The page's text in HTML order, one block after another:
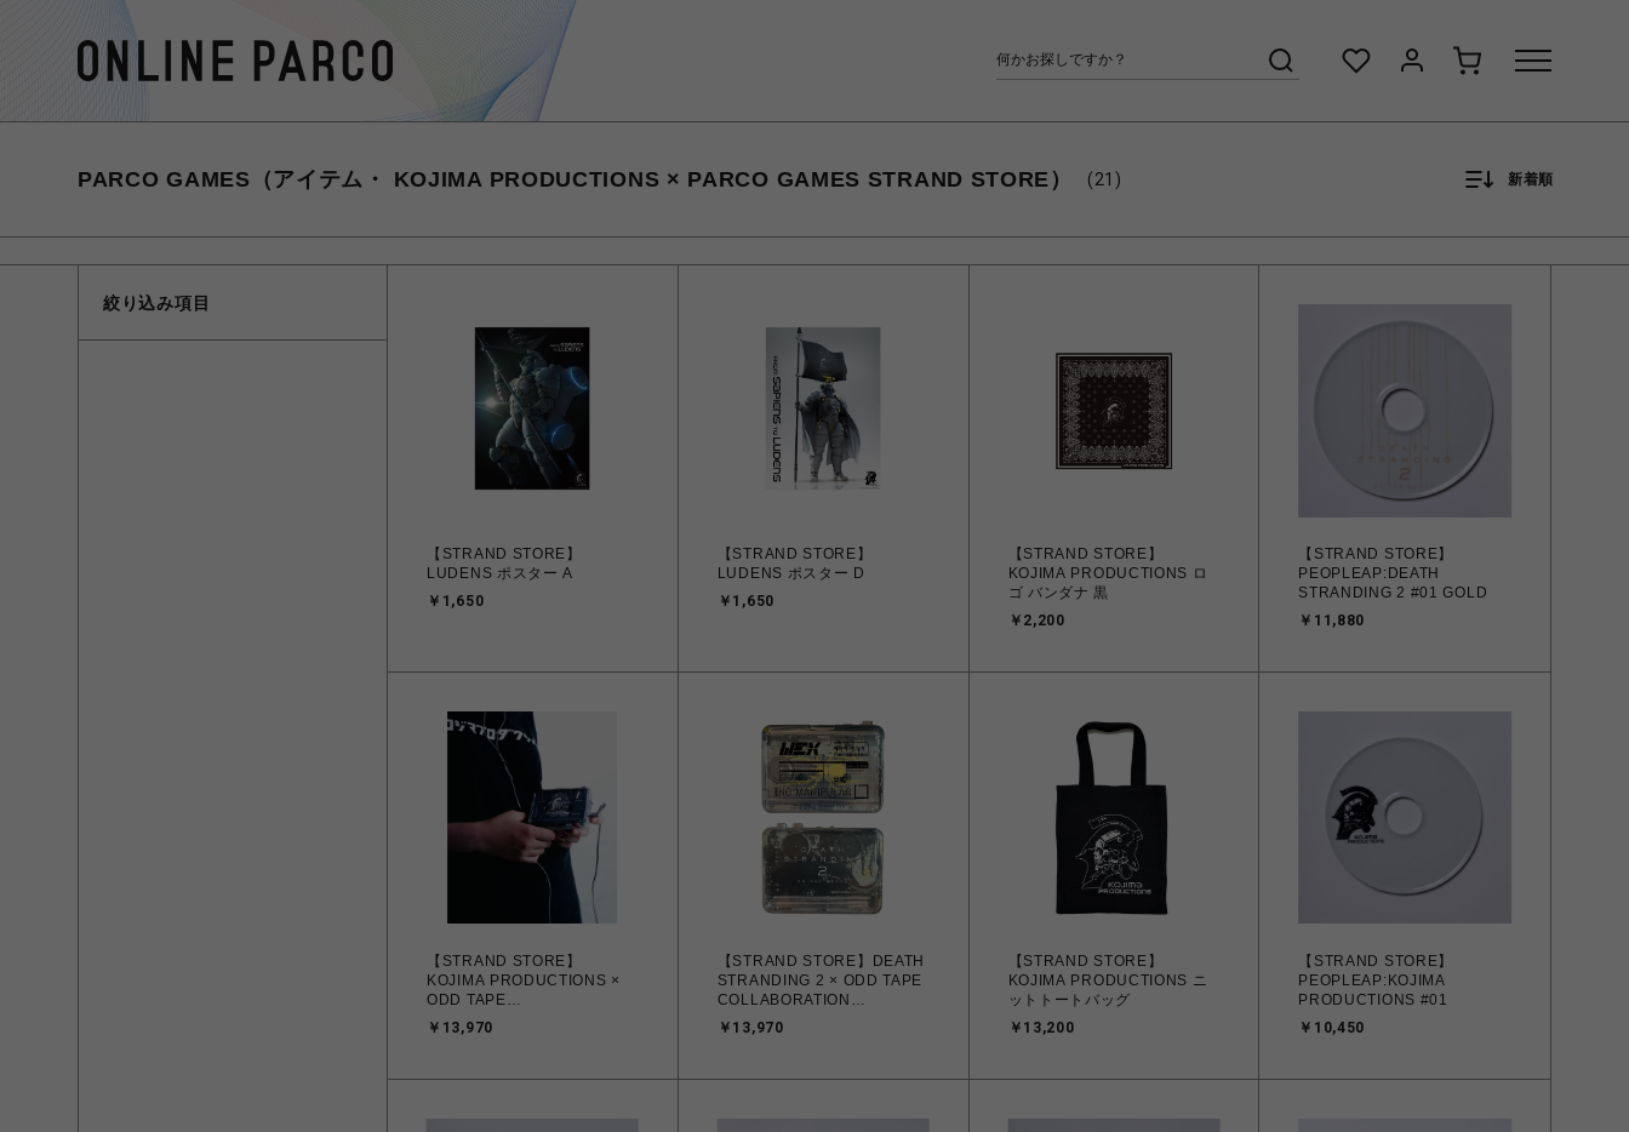
PARCO GAMES（アイテム・ KOJIMA PRODUCTIONS × PARCO GAMES STRAND STORE） (21) 新着順
絞り込み項目
【STRAND STORE】
LUDENS ポスター A
￥1,650
【STRAND STORE】
LUDENS ポスター D
￥1,650
【STRAND STORE】
KOJIMA PRODUCTIONS ロ
ゴ バンダナ 黒
￥2,200
【STRAND STORE】
PEOPLEAP:DEATH
STRANDING 2 #01 GOLD
￥11,880
【STRAND STORE】
KOJIMA PRODUCTIONS ×
ODD TAPE
COLLABORATION
CASSETTE PLAYER
￥13,970
【STRAND STORE】DEATH
STRANDING 2 × ODD TAPE
COLLABORATION
CASSETTE PLAYER
￥13,970
【STRAND STORE】
KOJIMA PRODUCTIONS ニ
ットトートバッグ
￥13,200
【STRAND STORE】
PEOPLEAP:KOJIMA
PRODUCTIONS #01
￥10,450